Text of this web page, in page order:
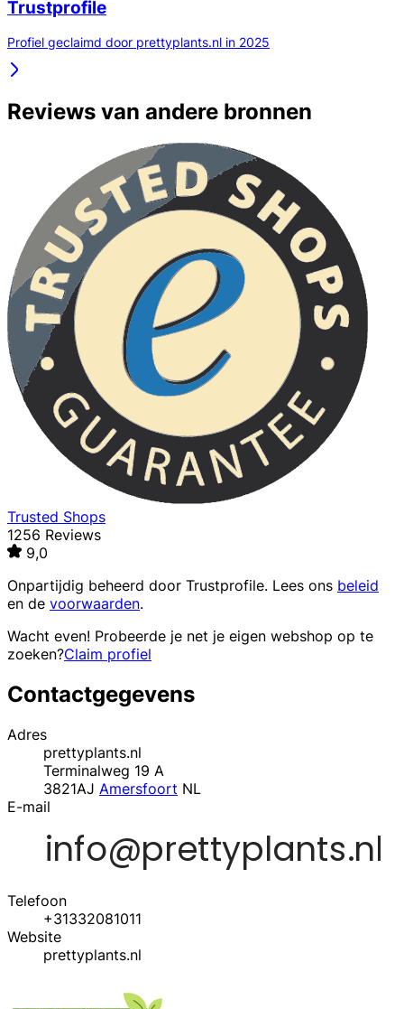
Trustprofile
Profiel geclaimd door prettyplants.nl in 2025
Reviews van andere bronnen
Trusted Shops
1256 Reviews
9,0
Onpartijdig beheerd door Trustprofile. Lees ons beleid
en de voorwaarden.
Wacht even! Probeerde je net je eigen webshop op te
zoeken?Claim profiel
Contactgegevens
Adres
prettyplants.nl
Terminalweg 19 A
3821AJ Amersfoort NL
E-mail
Telefoon
+31332081011
Website
prettyplants.nl